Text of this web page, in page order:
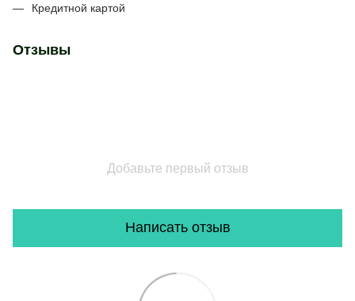
Кредитной картой
Отзывы
Добавьте первый отзыв
Написать отзыв